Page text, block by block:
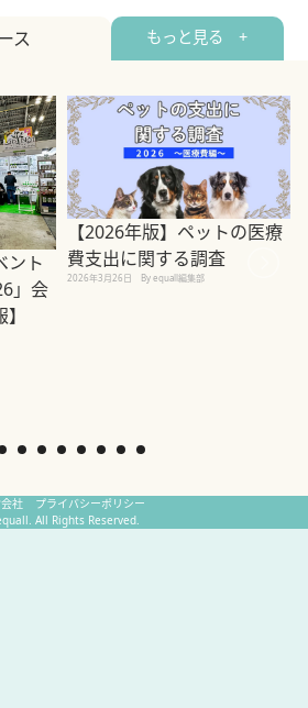
ス もっと見る +
ント
」会
【2026年版】ペットの医療
費支出に関する調査
2026年3月26日 By equall編集部
社
プライバシーポリシー
All Rights Reserved.